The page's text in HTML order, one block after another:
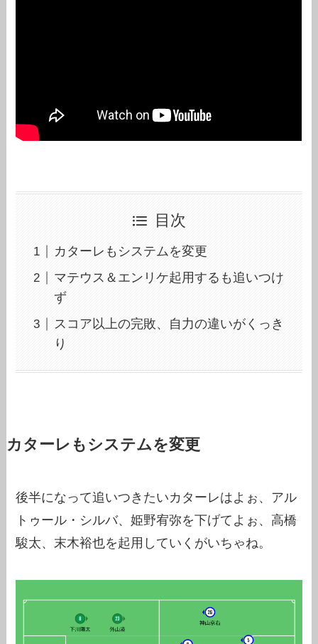
目次
カターレもシステムを変更
マテウス＆エンリケ起用するも追いつけ
ず
スコア以上の完敗、自力の違いがくっき
り
カターレもシステムを変更
後半になって追いつきたいカターレはよぉ、アル
トゥール・シルバ、姫野宥弥を下げてよぉ、高橋
駿太、末木裕也を起用していくがいちゃね。